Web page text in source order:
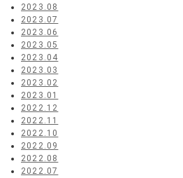
2023.08
2023.07
2023.06
2023.05
2023.04
2023.03
2023.02
2023.01
2022.12
2022.11
2022.10
2022.09
2022.08
2022.07